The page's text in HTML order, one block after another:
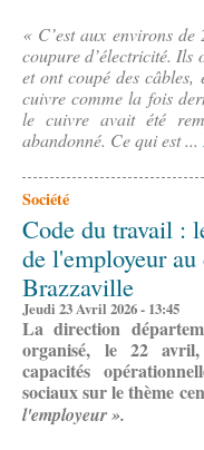
« C’est aux environs
coupure d’électricité. Ils
et ont coupé des câbles,
cuivre comme la fois
le cuivre avait été
abandonné. Ce qui est ...
Société
Code du travail :
de l'employeur
Brazzaville
Jeudi 23 Avril 2026 - 13:45
La direction
organisé, le 22
capacités
sociaux sur le thème
l'employeur ».